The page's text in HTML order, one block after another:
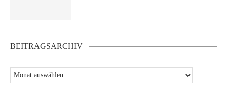
BEITRAGSARCHIV